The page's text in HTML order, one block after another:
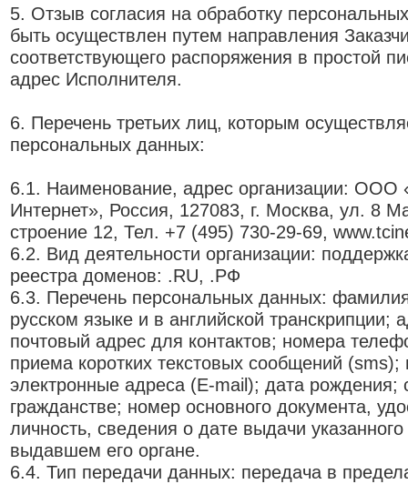
5. Отзыв согласия на обработку
быть осуществлен путем направления
соответствующего распоряжения в простой
адрес Исполнителя.
6. Перечень третьих лиц, которым
персональных данных:
6.1. Наименование, адрес организации: ООО
Интернет», Россия, 127083, г. Москва, ул. 8
строение 12, Тел. +7 (495) 730-29-69,
6.2. Вид деятельности организации:
реестра доменов: .RU, .РФ
6.3. Перечень персональных данных:
русском языке и в английской транскрипции;
почтовый адрес для контактов; номера
приема коротких текстовых сообщений
электронные адреса (E-mail); дата рождения;
гражданстве; номер основного документа,
личность, сведения о дате выдачи
выдавшем его органе.
6.4. Тип передачи данных: передача в